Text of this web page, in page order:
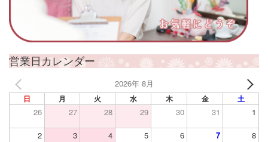
営業日カレンダー
2026年 8月
日 月 火 水 木 金 土
26 27 28 29 30 31 1
2 3 4 5 6 7 8